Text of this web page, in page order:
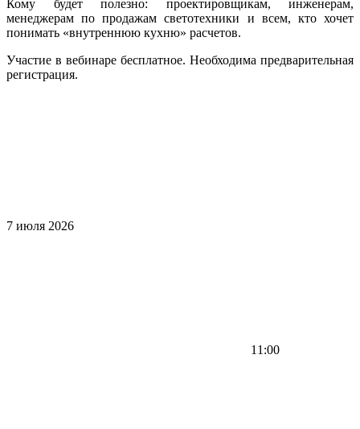
Кому будет полезно: проектировщикам, инженерам,
менеджерам по продажам светотехники и всем, кто хочет
понимать «внутреннюю кухню» расчетов.
Участие в вебинаре бесплатное. Необходима предварительная
регистрация.
7 июля 2026
11:00